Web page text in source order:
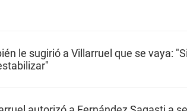
le sugirió a Villarruel que se vaya: